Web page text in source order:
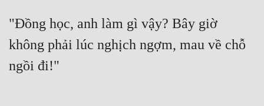
"Đồng học, anh làm gì vậy? Bây giờ
không phải lúc nghịch ngợm, mau về chỗ